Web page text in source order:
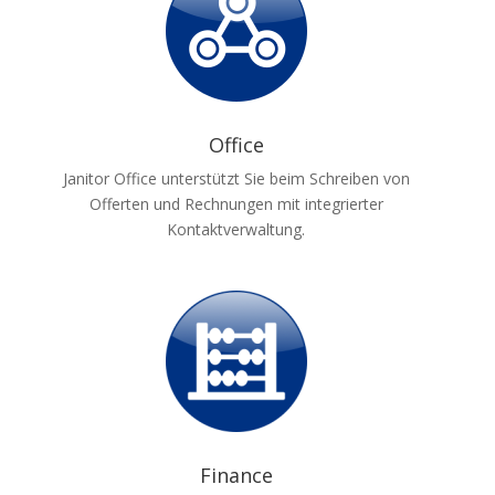
Office
Janitor Office unterstützt Sie beim Schreiben von
Offerten und Rechnungen mit integrierter
Kontaktverwaltung.
Finance